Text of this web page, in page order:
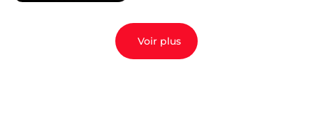
Voir plus